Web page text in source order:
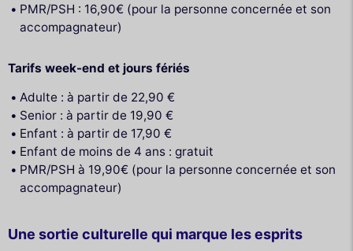
PMR/PSH : 16,90€ (pour la personne concernée et son
accompagnateur)
Tarifs week-end et jours fériés
Adulte : à partir de 22,90 €
Senior : à partir de 19,90 €
Enfant : à partir de 17,90 €
Enfant de moins de 4 ans : gratuit
PMR/PSH à 19,90€ (pour la personne concernée et son
accompagnateur)
Une sortie culturelle qui marque les esprits